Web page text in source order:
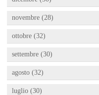
novembre (28)
ottobre (32)
settembre (30)
agosto (32)
luglio (30)